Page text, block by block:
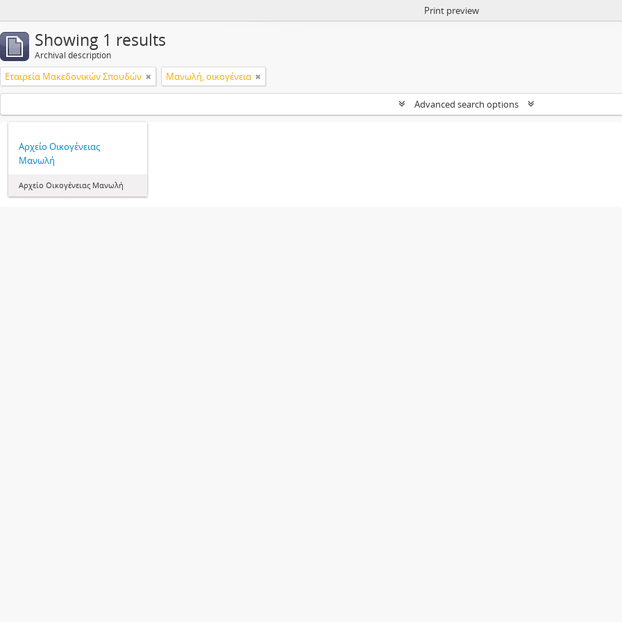
Print preview
Showing 1 results
Archival description
Εταιρεία Μακεδονικών Σπουδών Μανωλή, οικογένεια
Advanced search options
Αρχείο Οικογένειας
Μανωλή
Αρχείο Οικογένειας Μανωλή